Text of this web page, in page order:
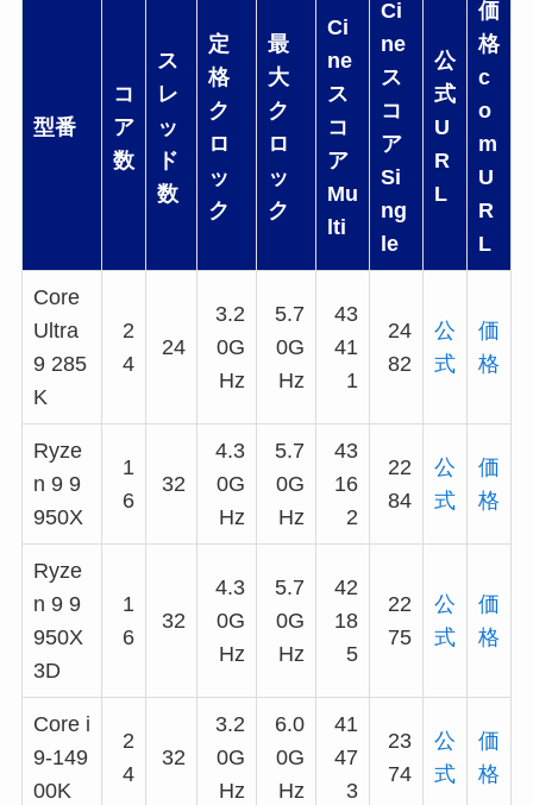
型番
コ
ア
数
ス
レ
ッ
ド
数
定
格
ク
ロ
ッ
ク
最
大
ク
ロ
ッ
ク
Ci
ne
ス
コ
ア
Mu
lti
Ci
ne
ス
コ
ア
Si
ng
le
公
式
U
R
L
価
格
c
o
m
U
R
L
Core
Ultra
9 285
K
2
4
24
3.2
0G
Hz
5.7
0G
Hz
43
41
1
24
82
公
式
価
格
Ryze
n 9 9
950X
1
6
32
4.3
0G
Hz
5.7
0G
Hz
43
16
2
22
84
公
式
価
格
Ryze
n 9 9
950X
3D
1
6
32
4.3
0G
Hz
5.7
0G
Hz
42
18
5
22
75
公
式
価
格
Core i
9-149
00K
2
4
32
3.2
0G
Hz
6.0
0G
Hz
41
47
3
23
74
公
式
価
格